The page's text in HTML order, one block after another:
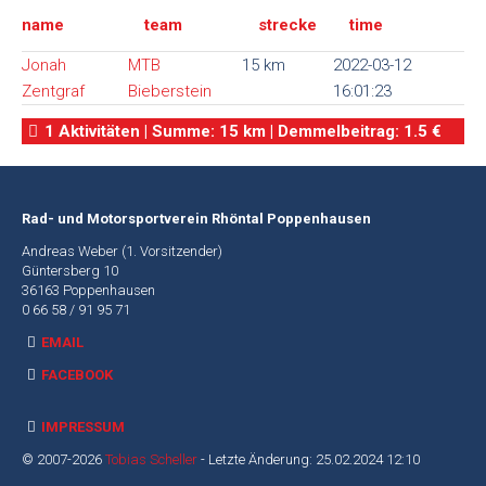
Alte
Webseite
name team strecke time
Jonah
Zentgraf
MTB
Bieberstein
15 km
2022-03-12
16:01:23
1 Aktivitäten | Summe: 15 km | Demmelbeitrag: 1.5 €
Rad- und Motorsportverein Rhöntal Poppenhausen
Andreas Weber (1. Vorsitzender)
Güntersberg 10
36163 Poppenhausen
0 66 58 / 91 95 71
EMAIL
FACEBOOK
IMPRESSUM
© 2007-2026 Tobias Scheller - Letzte Änderung: 25.02.2024 12:10